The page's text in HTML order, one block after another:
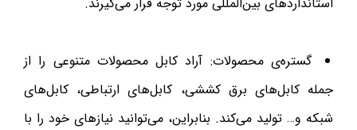
گستره‌ی محصولات: آراد کابل محصولات متنوعی را از
جمله کابل‌های برق کششی، کابل‌های ارتباطی، کابل‌های
شبکه و… تولید می‌کند. بنابراین، می‌توانید نیازهای خود را با